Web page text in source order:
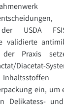
21-
der USDA
validierte
Praxis
Diacetat-
ein,
Delikatess-